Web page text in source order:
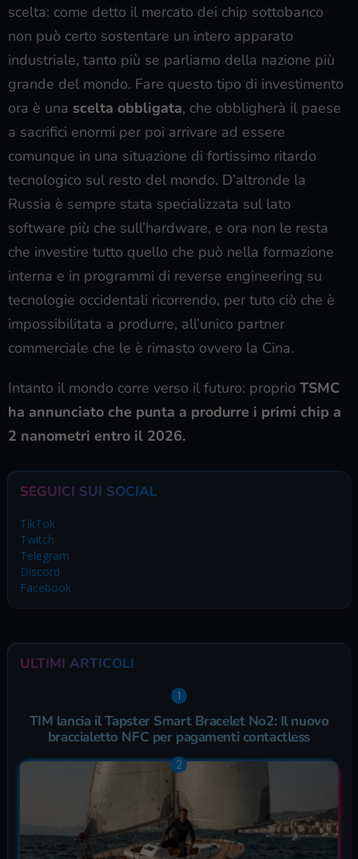
scelta: come detto il mercato dei chip sottobanco
non può certo sostentare un intero apparato
industriale, tanto più se parliamo della nazione più
grande del mondo. Fare questo tipo di investimento
ora è una scelta obbligata, che obbligherà il paese
a sacrifici enormi per poi arrivare ad essere
comunque in una situazione di fortissimo ritardo
tecnologico sul resto del mondo. D’altronde la
Russia è sempre stata specializzata sul lato
software più che sull’hardware, e ora non le resta
che investire tutto quello che può nella formazione
interna e in programmi di reverse engineering su
tecnologie occidentali ricorrendo, per tuto ciò che è
impossibilitata a produrre, all’unico partner
commerciale che le è rimasto ovvero la Cina.
Intanto il mondo corre verso il futuro: proprio TSMC
ha annunciato che punta a produrre i primi chip a
2 nanometri entro il 2026.
SEGUICI SUI SOCIAL
TikTok
Twitch
Telegram
Discord
Facebook
ULTIMI ARTICOLI
TIM lancia il Tapster Smart Bracelet No2: Il nuovo
braccialetto NFC per pagamenti contactless